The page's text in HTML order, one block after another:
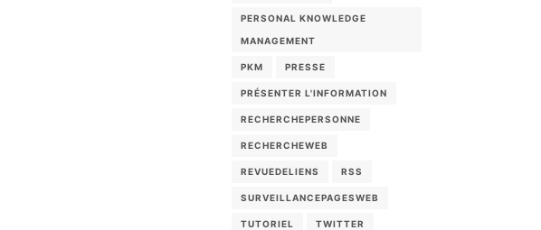
PERSONAL KNOWLEDGE
MANAGEMENT
PKM PRESSE
PRÉSENTER L'INFORMATION
RECHERCHEPERSONNE
RECHERCHEWEB
REVUEDELIENS RSS
SURVEILLANCEPAGESWEB
TUTORIEL TWITTER